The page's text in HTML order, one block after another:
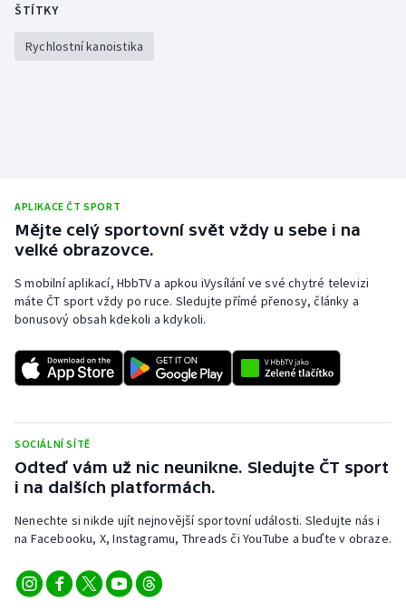
Gymnastika
Krasobruslení
Lezení
Lyže a snowboard
Moderní pětiboj
Motorsport
Olympijské hry
Parasport
Plavání
ŠTÍTKY
Rychlostní kanoistika
APLIKACE ČT SPORT
Mějte celý sportovní svět vždy u sebe i na
velké obrazovce.
S mobilní aplikací, HbbTV a apkou iVysílání ve své chytré televizi
máte ČT sport vždy po ruce. Sledujte přímé přenosy, články a
bonusový obsah kdekoli a kdykoli.
SOCIÁLNÍ SÍTĚ
Odteď vám už nic neunikne. Sledujte ČT sport
i na dalších platformách.
Nenechte si nikde ujít nejnovější sportovní události. Sledujte nás i
na Facebooku, X, Instagramu, Threads či YouTube a buďte v obraze.